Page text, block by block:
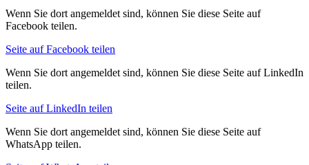
Wenn Sie dort angemeldet sind, können Sie diese Seite auf
Facebook teilen.
Seite auf Facebook teilen
Wenn Sie dort angemeldet sind, können Sie diese Seite auf LinkedIn
teilen.
Seite auf LinkedIn teilen
Wenn Sie dort angemeldet sind, können Sie diese Seite auf
WhatsApp teilen.